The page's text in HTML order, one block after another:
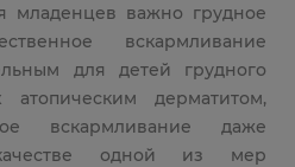
младенцев важно грудное
вскармливание
для детей грудного
атопическим дерматитом,
вскармливание даже
одной из мер